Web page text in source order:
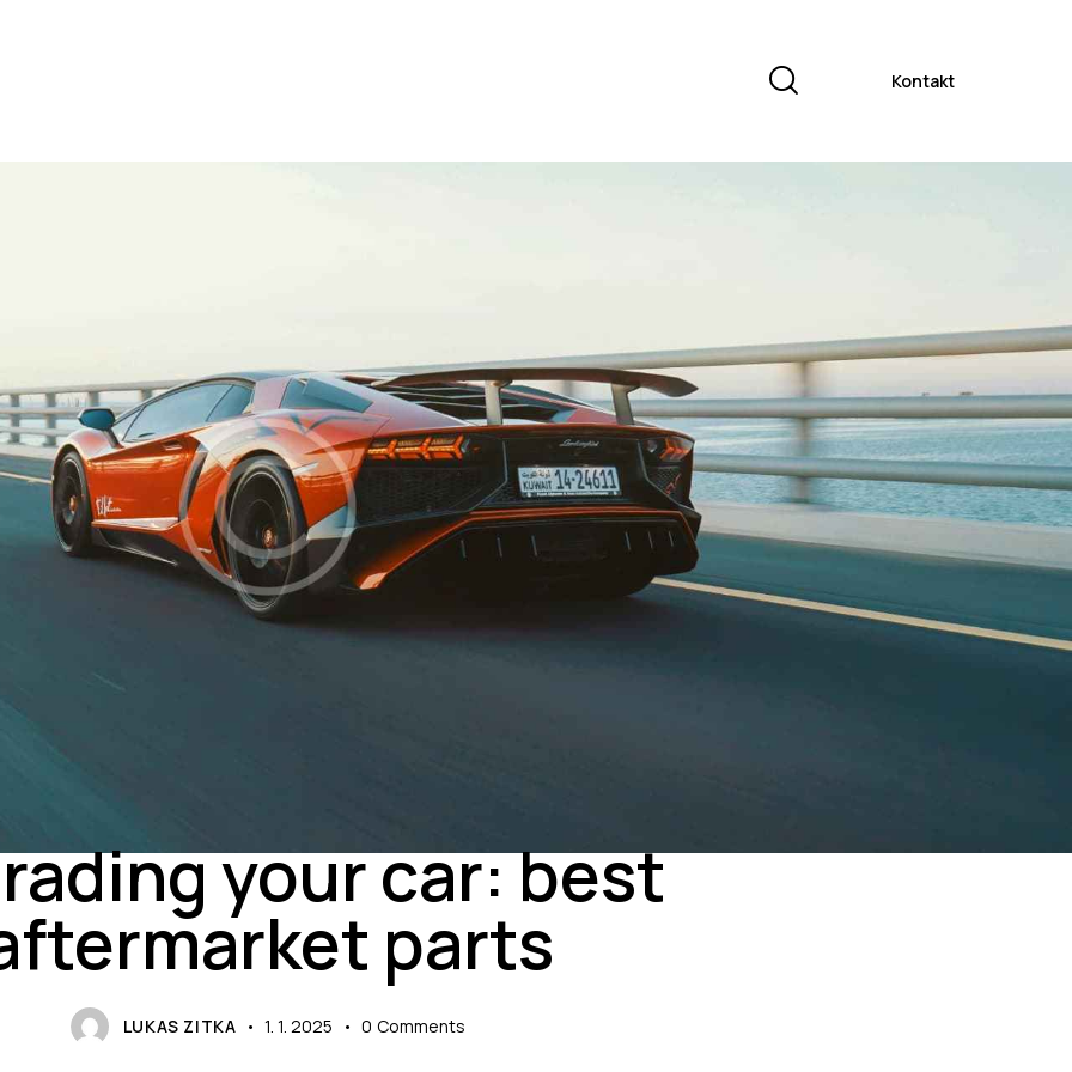
Kontakt
your car: best
parts
LUKAS ZITKA 1. 1. 2025 0 Comments